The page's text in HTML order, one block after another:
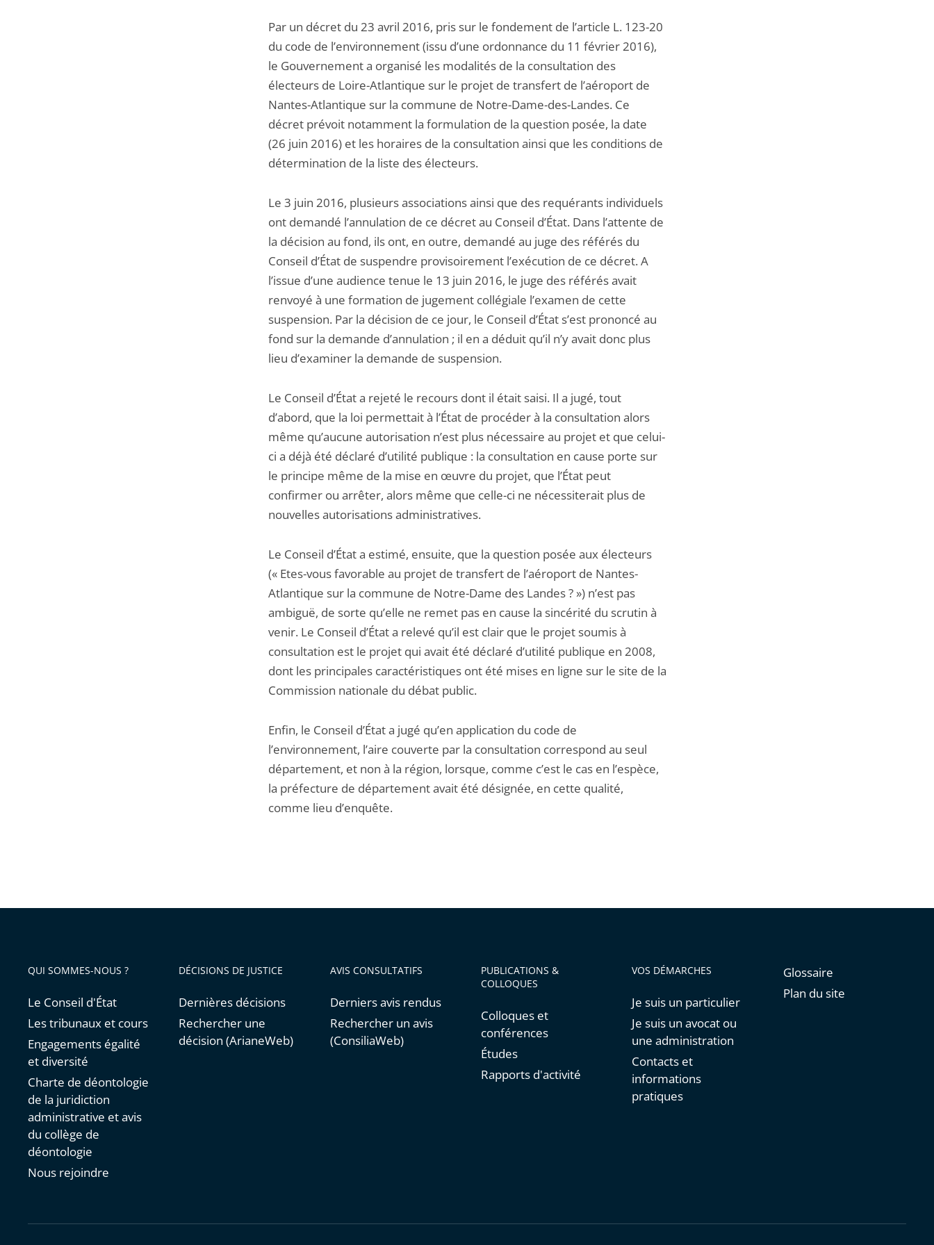
Par un décret du 23 avril 2016, pris sur le fondement de l’article L. 123-20
du code de l’environnement (issu d’une ordonnance du 11 février 2016),
le Gouvernement a organisé les modalités de la consultation des
électeurs de Loire-Atlantique sur le projet de transfert de l’aéroport de
Nantes-Atlantique sur la commune de Notre-Dame-des-Landes. Ce
décret prévoit notamment la formulation de la question posée, la date
(26 juin 2016) et les horaires de la consultation ainsi que les conditions de
détermination de la liste des électeurs.
Le 3 juin 2016, plusieurs associations ainsi que des requérants individuels
ont demandé l’annulation de ce décret au Conseil d’État. Dans l’attente de
la décision au fond, ils ont, en outre, demandé au juge des référés du
Conseil d’État de suspendre provisoirement l’exécution de ce décret. A
l’issue d’une audience tenue le 13 juin 2016, le juge des référés avait
renvoyé à une formation de jugement collégiale l’examen de cette
suspension. Par la décision de ce jour, le Conseil d’État s’est prononcé au
fond sur la demande d’annulation ; il en a déduit qu’il n’y avait donc plus
lieu d’examiner la demande de suspension.
Le Conseil d’État a rejeté le recours dont il était saisi. Il a jugé, tout
d’abord, que la loi permettait à l’État de procéder à la consultation alors
même qu’aucune autorisation n’est plus nécessaire au projet et que celui-
ci a déjà été déclaré d’utilité publique : la consultation en cause porte sur
le principe même de la mise en œuvre du projet, que l’État peut
confirmer ou arrêter, alors même que celle-ci ne nécessiterait plus de
nouvelles autorisations administratives.
Le Conseil d’État a estimé, ensuite, que la question posée aux électeurs
(« Etes-vous favorable au projet de transfert de l’aéroport de Nantes-
Atlantique sur la commune de Notre-Dame des Landes ? ») n’est pas
ambiguë, de sorte qu’elle ne remet pas en cause la sincérité du scrutin à
venir. Le Conseil d’État a relevé qu’il est clair que le projet soumis à
consultation est le projet qui avait été déclaré d’utilité publique en 2008,
dont les principales caractéristiques ont été mises en ligne sur le site de la
Commission nationale du débat public.
Enfin, le Conseil d’État a jugé qu’en application du code de
l’environnement, l’aire couverte par la consultation correspond au seul
département, et non à la région, lorsque, comme c’est le cas en l’espèce,
la préfecture de département avait été désignée, en cette qualité,
comme lieu d’enquête.
QUI SOMMES-NOUS ?
Le Conseil d'État
Les tribunaux et cours
Engagements égalité
et diversité
Charte de déontologie
de la juridiction
administrative et avis
du collège de
déontologie
Nous rejoindre
DÉCISIONS DE JUSTICE
Dernières décisions
Rechercher une
décision (ArianeWeb)
AVIS CONSULTATIFS
Derniers avis rendus
Rechercher un avis
(ConsiliaWeb)
PUBLICATIONS &
COLLOQUES
Colloques et
conférences
Études
Rapports d'activité
VOS DÉMARCHES
Je suis un particulier
Je suis un avocat ou
une administration
Contacts et
informations
pratiques
Glossaire
Plan du site